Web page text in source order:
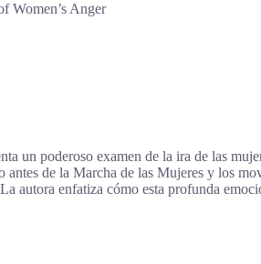
Women’s Anger
un poderoso examen de la ira de las
antes de la Marcha de las Mujeres y los
autora enfatiza cómo esta profunda